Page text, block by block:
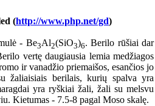
(http://www.php.net/gd)
- Be3Al2(SiO3)6. Berilo rūšiai dar
vertę daugiausia lemia medžiagos
ir vanadžio priemaišos, esančios jo
žaliaisiais berilais, kurių spalva yra
yra ryškiai žali, žali su melsvu
Kietumas - 7.5-8 pagal Moso skalę.